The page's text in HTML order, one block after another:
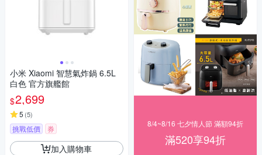
小米 Xiaomi 智慧氣炸鍋 6.5L
白色 官方旗艦館
$2,699
5 (5)
挑戰低價 券
加入購物車
8/4~8/16 七夕情人節 滿額94折
滿520享94折